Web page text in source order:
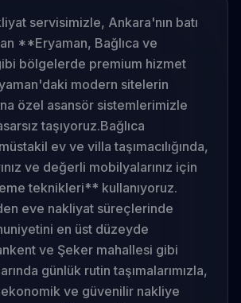
servisimizle, Ankara'nın batı
**Eryaman, Bağlıca ve
bölgelerde premium hizmet
modern sitelerin
özel asansör sistemlerimizle
taşıyoruz.Bağlıca
ev ve villa taşımacılığında,
ve değerli mobilyalarınız için
teknikleri** kullanıyoruz.
eve nakliyat süreçlerinde
en üst düzeyde
ve Şeker mahallesi gibi
günlük rutin taşımalarımızla,
ekonomik ve güvenilir nakliye